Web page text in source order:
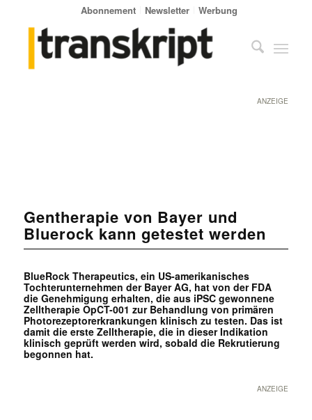
Abonnement Newsletter Werbung
ANZEIGE
Gentherapie von Bayer und
Bluerock kann getestet werden
BlueRock Therapeutics, ein US-amerikanisches
Tochterunternehmen der Bayer AG, hat von der FDA
die Genehmigung erhalten, die aus iPSC gewonnene
Zelltherapie OpCT-001 zur Behandlung von primären
Photorezeptorerkrankungen klinisch zu testen. Das ist
damit die erste Zelltherapie, die in dieser Indikation
klinisch geprüft werden wird, sobald die Rekrutierung
begonnen hat.
ANZEIGE